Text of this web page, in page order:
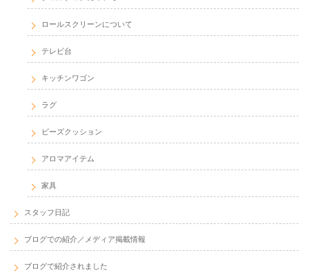
ロールスクリーンについて
テレビ台
キッチンワゴン
ラグ
ビーズクッション
アロマアイテム
家具
スタッフ日記
ブログでの紹介／メディア掲載情報
ブログで紹介されました